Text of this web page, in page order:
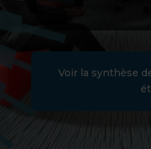
Voir la synthèse